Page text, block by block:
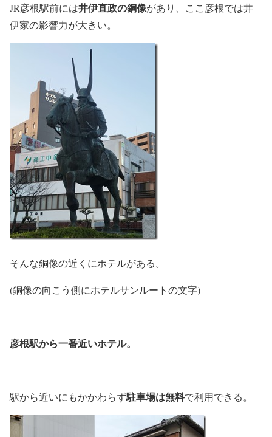
JR彦根駅前には井伊直政の銅像があり、ここ彦根では井
伊家の影響力が大きい。
そんな銅像の近くにホテルがある。
(銅像の向こう側にホテルサンルートの文字)
彦根駅から一番近いホテル。
駅から近いにもかかわらず駐車場は無料で利用できる。